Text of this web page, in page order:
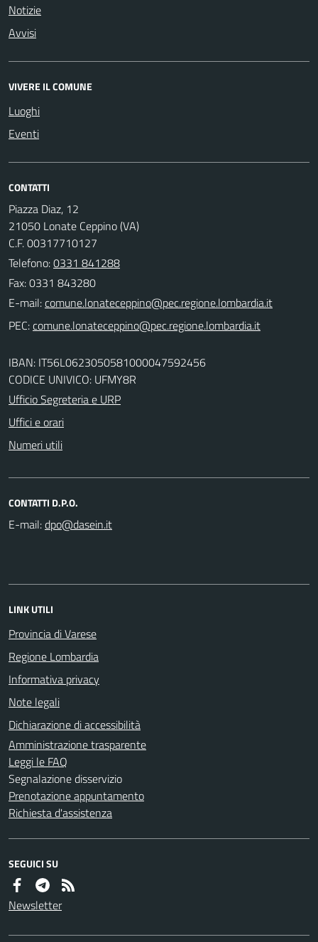
Notizie
Avvisi
VIVERE IL COMUNE
Luoghi
Eventi
CONTATTI
Piazza Diaz, 12
21050 Lonate Ceppino (VA)
C.F. 00317710127
Telefono:0331 841288
Fax: 0331 843280
E-mail:
PEC:
IBAN: IT56L0623050581000047592456
CODICE UNIVICO: UFMY8R
Ufficio Segreteria e URP
Uffici e orari
Numeri utili
CONTATTI D.P.O.
E-mail:
LINK UTILI
Provincia di Varese
Regione Lombardia
Informativa privacy
Note legali
Dichiarazione di accessibilità
Amministrazione trasparente
Leggi le FAQ
Segnalazione disservizio
Prenotazione appuntamento
Richiesta d'assistenza
SEGUICI SU
Newsletter